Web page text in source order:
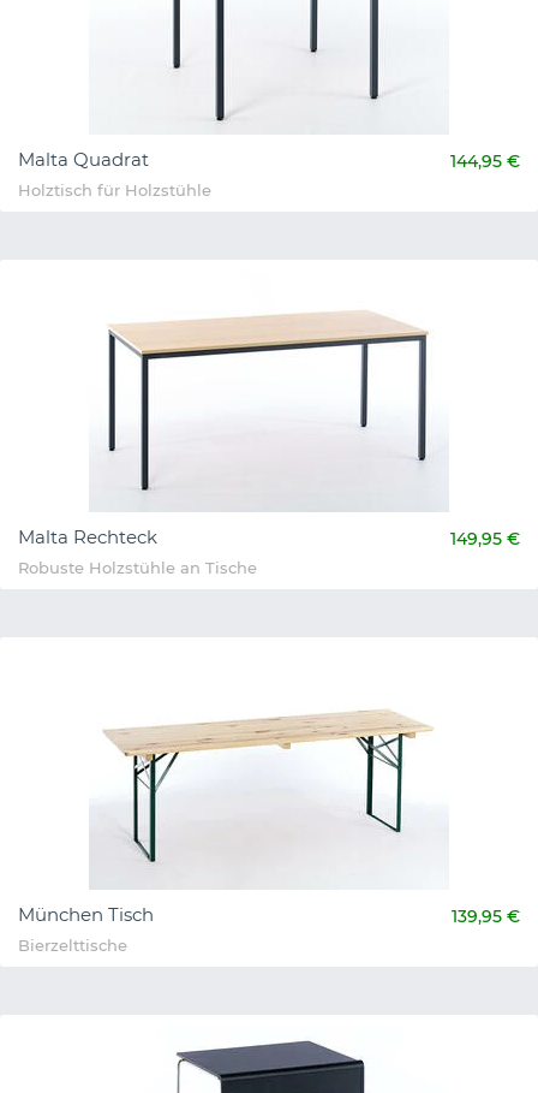
Malta Quadrat 144,95 €
Holztisch für Holzstühle
Malta Rechteck 149,95 €
Robuste Holzstühle an Tische
München Tisch 139,95 €
Bierzelttische